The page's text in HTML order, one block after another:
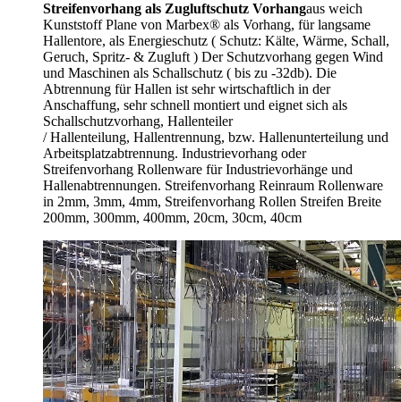
Streifenvorhang als Zugluftschutz Vorhangaus weich
Kunststoff Plane von Marbex® als Vorhang, für langsame
Hallentore, als Energieschutz ( Schutz: Kälte, Wärme, Schall,
Geruch, Spritz- & Zugluft ) Der Schutzvorhang gegen Wind
und Maschinen als Schallschutz ( bis zu -32db). Die
Abtrennung für Hallen ist sehr wirtschaftlich in der
Anschaffung, sehr schnell montiert und eignet sich als
Schallschutzvorhang, Hallenteiler
/Hallenteilung, Hallentrennung, bzw. Hallenunterteilung und
Arbeitsplatzabtrennung. Industrievorhang oder
Streifenvorhang Rollenware für Industrievorhänge und
Hallenabtrennungen. Streifenvorhang Reinraum Rollenware
in 2mm, 3mm, 4mm, Streifenvorhang Rollen Streifen Breite
200mm, 300mm, 400mm, 20cm, 30cm, 40cm